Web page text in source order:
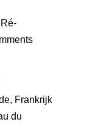
Frankrijk
du